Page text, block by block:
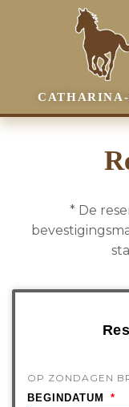
* De
OP ZONDAGEN
BEGINDATUM